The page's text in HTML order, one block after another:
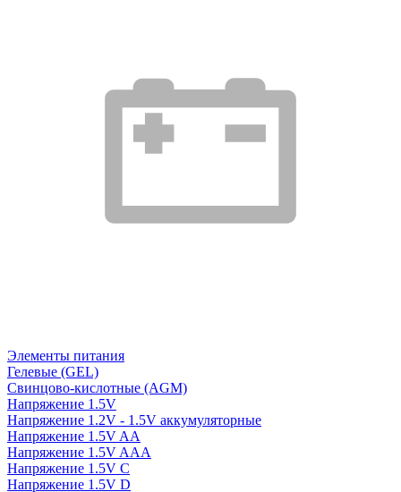
Элементы питания
Гелевые (GEL)
Свинцово-кислотные (AGM)
Напряжение 1.5V
Напряжение 1.2V - 1.5V аккумуляторные
Напряжение 1.5V AA
Напряжение 1.5V AAA
Напряжение 1.5V C
Напряжение 1.5V D